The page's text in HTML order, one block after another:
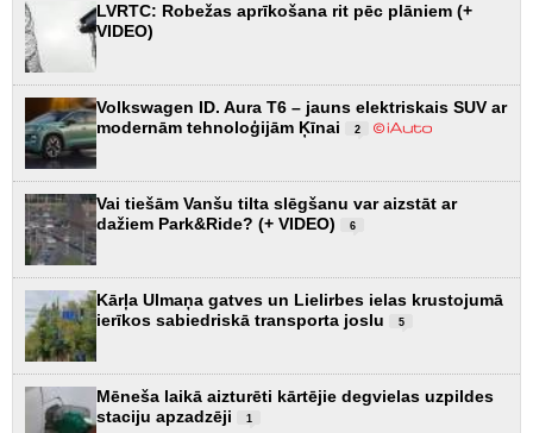
LVRTC: Robežas aprīkošana rit pēc plāniem (+
VIDEO)
Volkswagen ID. Aura T6 – jauns elektriskais SUV ar
modernām tehnoloģijām Ķīnai
2
Vai tiešām Vanšu tilta slēgšanu var aizstāt ar
dažiem Park&Ride? (+ VIDEO)
6
Kārļa Ulmaņa gatves un Lielirbes ielas krustojumā
ierīkos sabiedriskā transporta joslu
5
Mēneša laikā aizturēti kārtējie degvielas uzpildes
staciju apzadzēji
1